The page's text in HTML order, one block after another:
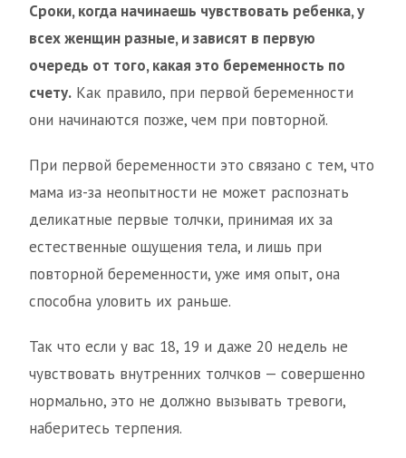
Сроки, когда начинаешь чувствовать ребенка, у
всех женщин разные, и зависят в первую
очередь от того, какая это беременность по
счету. Как правило, при первой беременности
они начинаются позже, чем при повторной.
При первой беременности это связано с тем, что
мама из-за неопытности не может распознать
деликатные первые толчки, принимая их за
естественные ощущения тела, и лишь при
повторной беременности, уже имя опыт, она
способна уловить их раньше.
Так что если у вас 18, 19 и даже 20 недель не
чувствовать внутренних толчков — совершенно
нормально, это не должно вызывать тревоги,
наберитесь терпения.